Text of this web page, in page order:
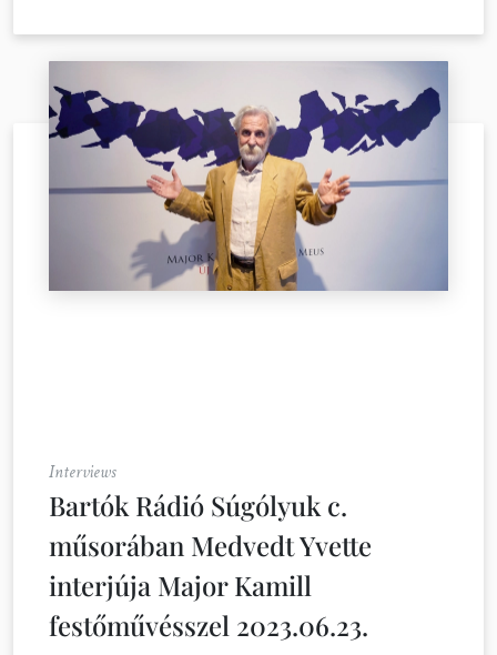
Interviews
Bartók Rádió Súgólyuk c.
műsorában Medvedt Yvette
interjúja Major Kamill
festőművésszel 2023.06.23.